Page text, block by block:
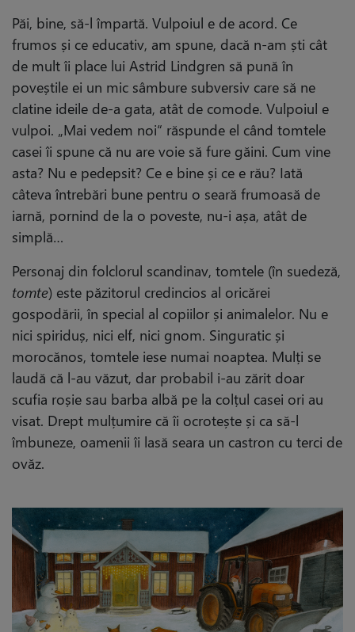
Păi, bine, să-l împartă. Vulpoiul e de acord. Ce
frumos și ce educativ, am spune, dacă n-am ști cât
de mult îi place lui Astrid Lindgren să pună în
poveștile ei un mic sâmbure subversiv care să ne
clatine ideile de-a gata, atât de comode. Vulpoiul e
vulpoi. „Mai vedem noi“ răspunde el când tomtele
casei îi spune că nu are voie să fure găini. Cum vine
asta? Nu e pedepsit? Ce e bine și ce e rău? Iată
câteva întrebări bune pentru o seară frumoasă de
iarnă, pornind de la o poveste, nu-i așa, atât de
simplă…
Personaj din folclorul scandinav, tomtele (în suedeză,
tomte) este păzitorul credincios al oricărei
gospodării, în special al copiilor și animalelor. Nu e
nici spiriduș, nici elf, nici gnom. Singuratic și
morocănos, tomtele iese numai noaptea. Mulți se
laudă că l-au văzut, dar probabil i-au zărit doar
scufia roșie sau barba albă pe la colțul casei ori au
visat. Drept mulțumire că îi ocrotește și ca să-l
îmbuneze, oamenii îi lasă seara un castron cu terci de
ovăz.